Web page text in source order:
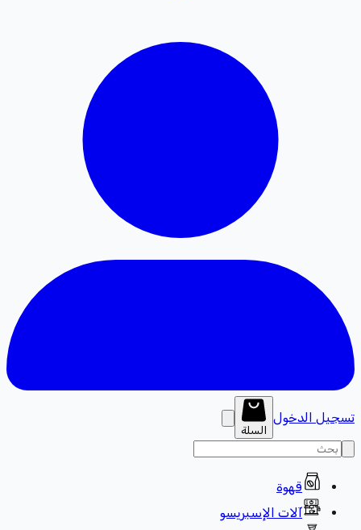
تسجيل الدخول
السلة
قهوة
آلات الإسبريسو